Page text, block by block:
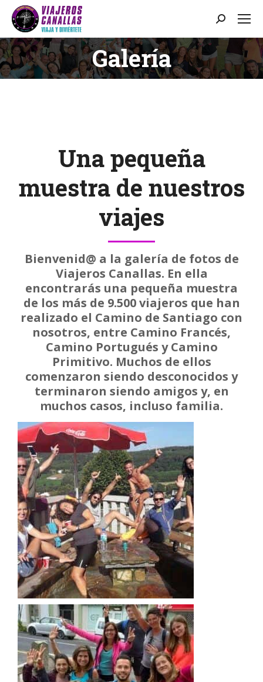
Buscar:
Galería
Estás aquí:
Una pequeña
muestra de nuestros
viajes
Bienvenid@ a la galería de fotos de
Viajeros Canallas. En ella
encontrarás una pequeña muestra
de los más de 9.500 viajeros que han
realizado el Camino de Santiago con
nosotros, entre Camino Francés,
Camino Portugués y Camino
Primitivo. Muchos de ellos
comenzaron siendo desconocidos y
terminaron siendo amigos y, en
muchos casos, incluso familia.